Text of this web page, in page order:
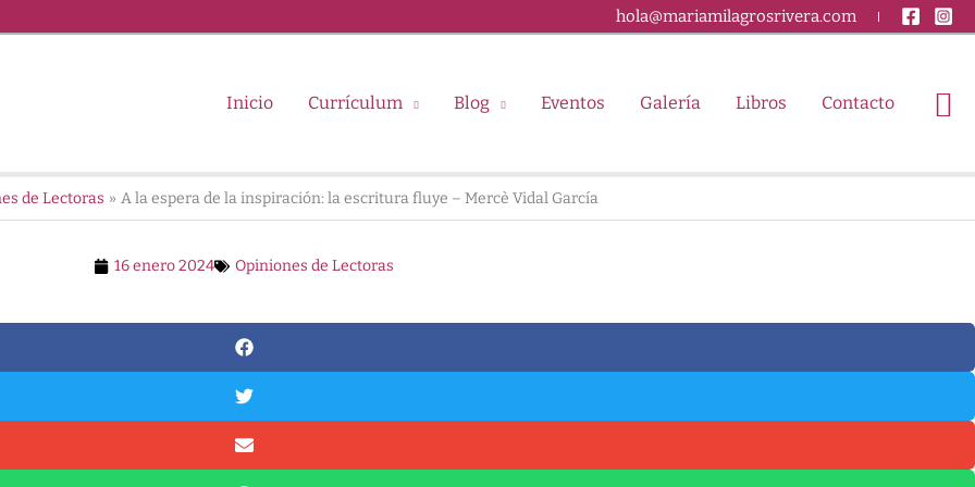
hola@mariamilagrosrivera.com
Inicio Currículum Blog Eventos Galería Libros Contacto
de Lectoras A la espera de la inspiración: la escritura fluye – Mercè Vidal García
16 enero 2024
Opiniones de Lectoras